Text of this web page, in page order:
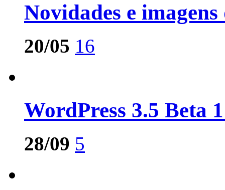
Novidades e
20/05 16
WordPress 3.5 Beta
28/09 5